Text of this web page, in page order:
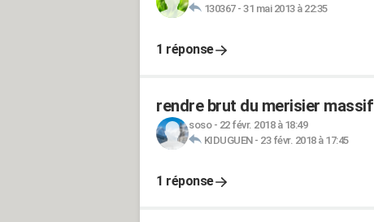
130367- 31 mai 2013 à 22:35
1 réponse
rendre brut du merisier massif
soso- 22 févr. 2018 à 18:49
KIDUGUEN- 23 févr. 2018 à 17:45
1 réponse